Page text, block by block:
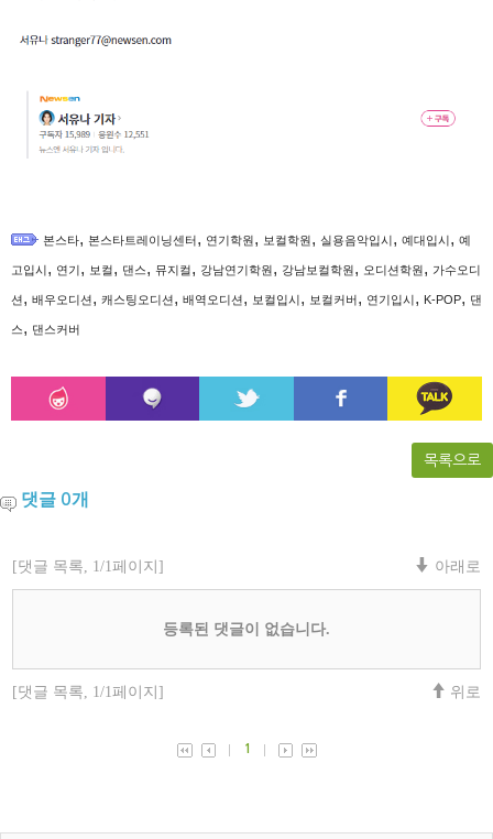
본스타, 본스타트레이닝센터, 연기학원, 보컬학원, 실용음악입시, 예대입시, 예
고입시, 연기, 보컬, 댄스, 뮤지컬, 강남연기학원, 강남보컬학원, 오디션학원, 가수오디
션, 배우오디션, 캐스팅오디션, 배역오디션, 보컬입시, 보컬커버, 연기입시, K-POP, 댄
스, 댄스커버
목록으로
댓글 0개